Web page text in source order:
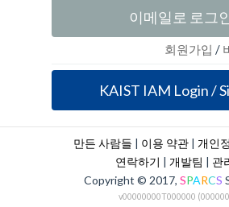
이메일로 로그
회원가입 /
KAIST IAM Login /
만든 사람들 | 이용 약관 | 개인
연락하기 | 개발팀 | 관
Copyright © 2017, SPARCS
v00000000T000000